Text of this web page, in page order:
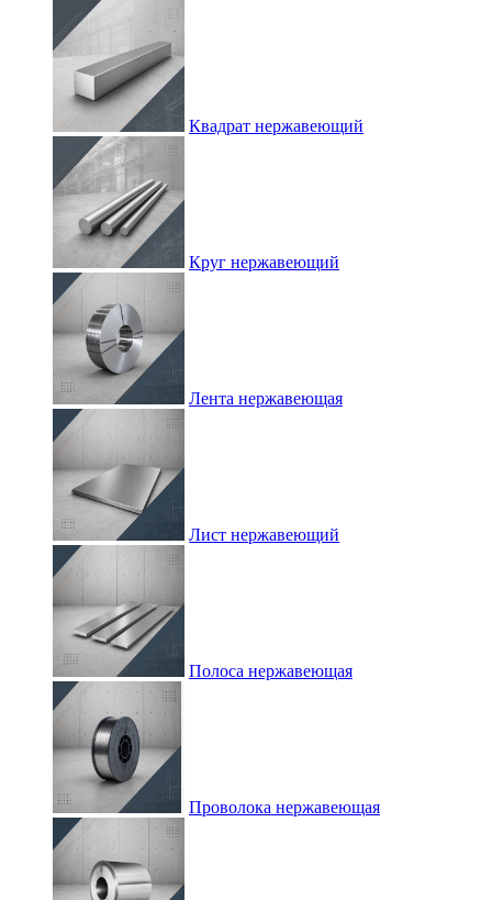
Квадрат нержавеющий
Круг нержавеющий
Лента нержавеющая
Лист нержавеющий
Полоса нержавеющая
Проволока нержавеющая